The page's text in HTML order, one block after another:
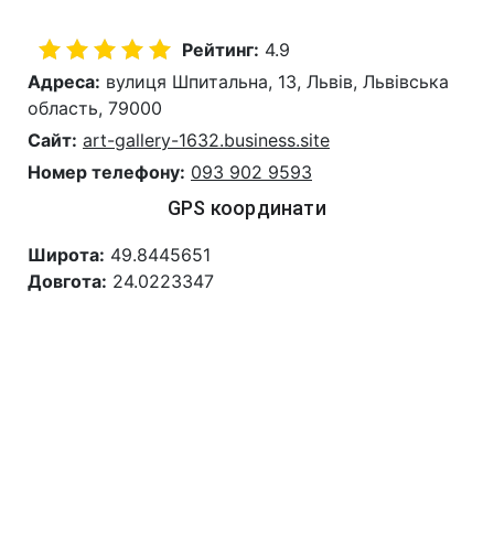
Рейтинг: 4.9
Адреса: вулиця Шпитальна, 13, Львів, Львівська
область, 79000
Сайт: art-gallery-1632.business.site
Номер телефону: 093 902 9593
GPS координати
Широта: 49.8445651
Довгота: 24.0223347